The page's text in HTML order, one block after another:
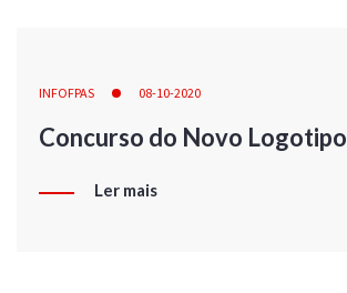
INFOFPAS 08-10-2020
Concurso do Novo Logotipo
Ler mais